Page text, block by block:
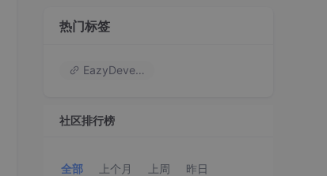
热门标签
EazyDevelop
社区排行榜
全部 上个月 上周 昨日